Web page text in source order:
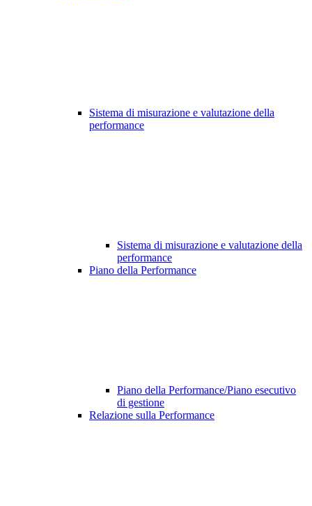
Sistema di misurazione e valutazione della
performance
Sistema di misurazione e valutazione della
performance
Piano della Performance
Piano della Performance/Piano esecutivo
di gestione
Relazione sulla Performance